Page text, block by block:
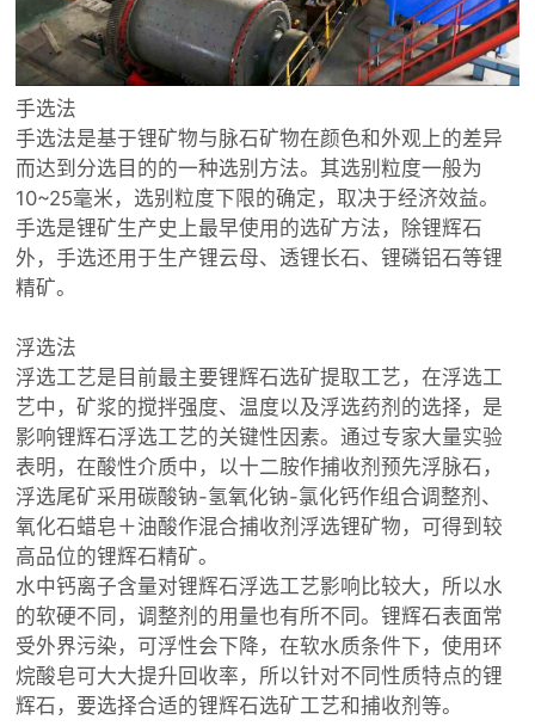
手选法
手选法是基于锂矿物与脉石矿物在颜色和外观上的差异
而达到分选目的的一种选别方法。其选别粒度一般为
10~25毫米，选别粒度下限的确定，取决于经济效益。
手选是锂矿生产史上最早使用的选矿方法，除锂辉石
外，手选还用于生产锂云母、透锂长石、锂磷铝石等锂
精矿。
浮选法
浮选工艺是目前最主要锂辉石选矿提取工艺，在浮选工
艺中，矿浆的搅拌强度、温度以及浮选药剂的选择，是
影响锂辉石浮选工艺的关键性因素。通过专家大量实验
表明，在酸性介质中，以十二胺作捕收剂预先浮脉石，
浮选尾矿采用碳酸钠-氢氧化钠-氯化钙作组合调整剂、
氧化石蜡皂＋油酸作混合捕收剂浮选锂矿物，可得到较
高品位的锂辉石精矿。
水中钙离子含量对锂辉石浮选工艺影响比较大，所以水
的软硬不同，调整剂的用量也有所不同。锂辉石表面常
受外界污染，可浮性会下降，在软水质条件下，使用环
烷酸皂可大大提升回收率，所以针对不同性质特点的锂
辉石，要选择合适的锂辉石选矿工艺和捕收剂等。